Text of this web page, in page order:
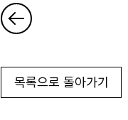
목록으로 돌아가기